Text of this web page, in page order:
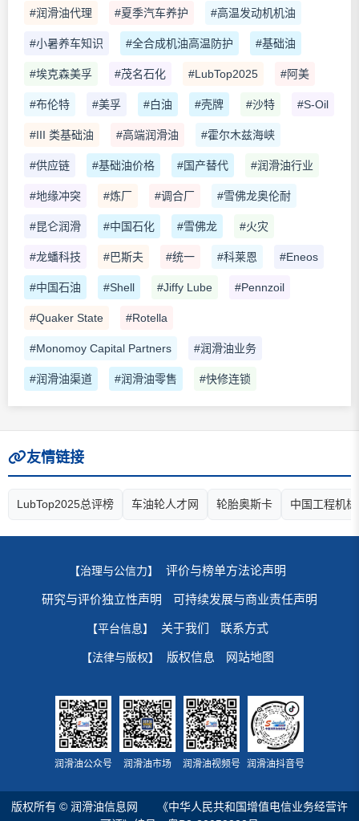
#润滑油代理 #夏季汽车养护 #高温发动机机油
#小暑养车知识 #全合成机油高温防护 #基础油
#埃克森美孚 #茂名石化 #LubTop2025 #阿美
#布伦特 #美孚 #白油 #壳牌 #沙特 #S-Oil
#III 类基础油 #高端润滑油 #霍尔木兹海峡
#供应链 #基础油价格 #国产替代 #润滑油行业
#地缘冲突 #炼厂 #调合厂 #雪佛龙奥伦耐
#昆仑润滑 #中国石化 #雪佛龙 #火灾
#龙蟠科技 #巴斯夫 #统一 #科莱恩 #Eneos
#中国石油 #Shell #Jiffy Lube #Pennzoil
#Quaker State #Rotella
#Monomoy Capital Partners #润滑油业务
#润滑油渠道 #润滑油零售 #快修连锁
友情链接
LubTop2025总评榜 车油轮人才网 轮胎奥斯卡 中国工程机
【治理与公信力】 评价与榜单方法论声明
研究与评价独立性声明 可持续发展与商业责任声明
【平台信息】 关于我们 联系方式
【法律与版权】 版权信息 网站地图
润滑油公众号 润滑油市场 润滑油视频号 润滑油抖音号
版权所有 © 润滑油信息网
《中华人民共和国增值电信业务经营许